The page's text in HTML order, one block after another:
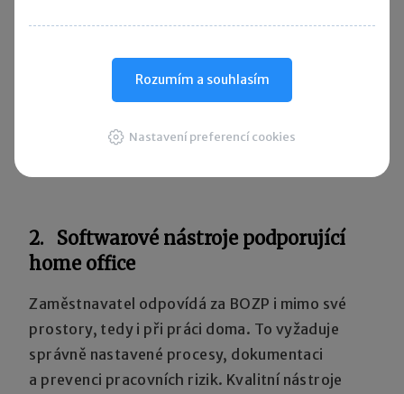
poskytnout.
při výkonu práce.
2. Softwarové nástroje podporující
home office
Zaměstnavatel odpovídá za BOZP i mimo své
prostory, tedy i při práci doma. To vyžaduje
správně nastavené procesy, dokumentaci
a prevenci pracovních rizik. Kvalitní nástroje
Rozumím a souhlasím
Nastavení preferencí cookies